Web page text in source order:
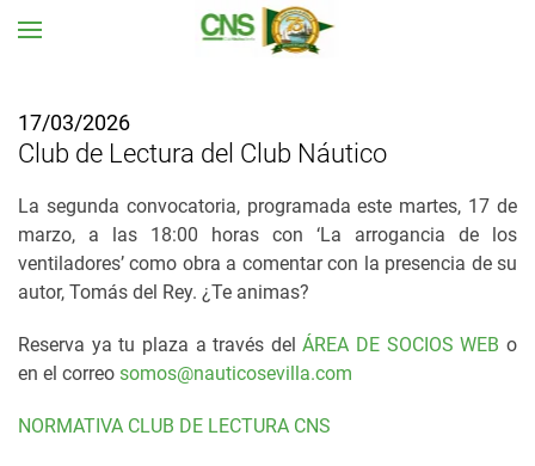
17/03/2026
Club de Lectura del Club Náutico
La segunda convocatoria, programada este martes, 17 de
marzo, a las 18:00 horas con ‘La arrogancia de los
ventiladores’ como obra a comentar con la presencia de su
autor, Tomás del Rey. ¿Te animas?
Reserva ya tu plaza a través delÁREA DE SOCIOS WEB o
en el correo somos@nauticosevilla.com
NORMATIVA CLUB DE LECTURA CNS